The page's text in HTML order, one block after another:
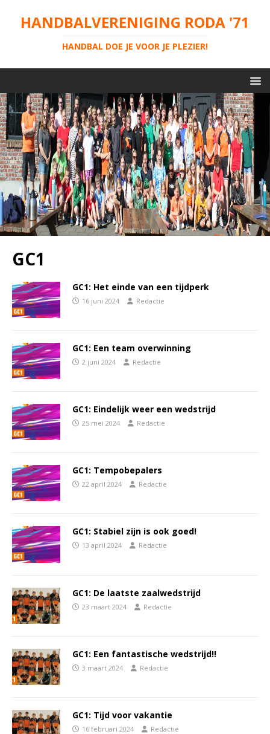
HANDBALVERENIGING RODA '71
HANDBAL DOE JE VOOR JE PLEZIER!
GC1
GC1: Het einde van een tijdperk
16 juni 2024 Redactie
GC1: Een team overwinning
2 juni 2024 Redactie
GC1: Eindelijk weer een wedstrijd
25 mei 2024 Redactie
GC1: Tempobepalers
22 april 2024 Redactie
GC1: Stabiel zijn is ook goed!
13 april 2024 Redactie
GC1: De laatste zaalwedstrijd
23 maart 2024 Redactie
GC1: Een fantastische wedstrijd!!
3 maart 2024 Redactie
GC1: Tijd voor vakantie
16 februari 2024 Redactie